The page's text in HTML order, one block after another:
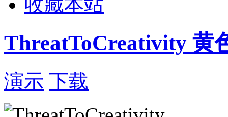
ThreatToCreativity 黄
演示 下载